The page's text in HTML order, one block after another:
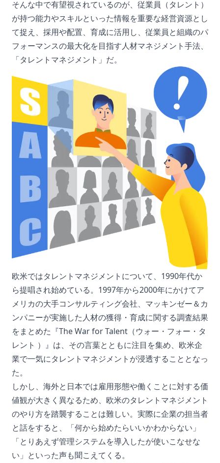
そんな中で有望視されているのが、従業員（タレント）
が持つ能力やスキルといった情報を重要な経営資源とし
て捉え、採用や配置、育成に活用し、従業員と組織のパ
フォーマンスの最大化を目指す人材マネジメント手法、
「タレントマネジメント」だ。
欧米ではタレントマネジメントについて、1990年代か
ら提唱され始めている。1997年から2000年にかけてア
メリカの大手コンサルティング会社、マッキンゼー＆カ
ンパニーが実施した人材の獲得・育成に関する調査結果
をまとめた『The War for Talent（ウォー・フォー・タ
レント ）』は、その言葉とともに注目を集め、欧米企
業で一気にタレントマネジメントが浸透することとなっ
た。
しかし、海外と日本では雇用形態や働くことに対する価
値観が大きく異なるため、欧米のタレントマネジメント
のやり方を踏襲することは難しい。実際に企業の担当者
と話をすると、「何から始めたらいいかわからない」
「とりあえず管理システムを導入したが使いこなせな
い」といった声も聞こえてくる。